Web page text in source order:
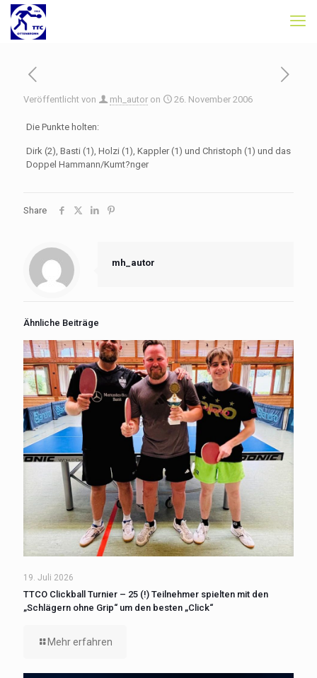
Veröffentlicht von mh_autor on 26. November 2006
Die Punkte holten:
Dirk (2), Basti (1), Holzi (1), Kappler (1) und Christoph (1) und das
Doppel Hammann/Kumt?nger
Share
mh_autor
Ähnliche Beiträge
19. Juli 2026
TTCO Clickball Turnier – 25 (!) Teilnehmer spielten mit den
„Schlägern ohne Grip“ um den besten „Click“
Mehr erfahren